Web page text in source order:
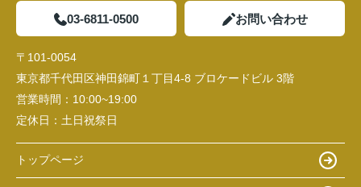
03-6811-0500 お問い合わせ
〒101-0054
東京都千代田区神田錦町１丁目4-8 ブロケードビル 3階
営業時間： 10:00~19:00
定休日： 土日祝祭日
トップページ